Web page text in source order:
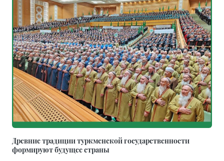
Древние традиции туркменской государственности
формируют будущее страны